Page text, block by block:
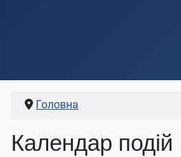
Головна
Календар подій